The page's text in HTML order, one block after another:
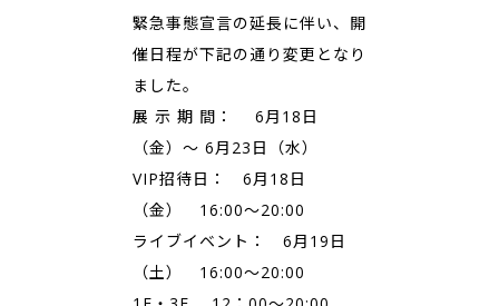
緊急事態宣言の延長に伴い、開
催日程が下記の通り変更となり
ました。
展 示 期 間： 6月18日
（金）～ 6月23日（水）
VIP招待日： 6月18日
（金） 16:00～20:00
ライブイベント： 6月19日
（土） 16:00～20:00